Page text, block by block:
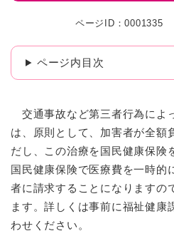
ページID：0001335
ページ内目次
交通事故など第三者行為によ
は、原則として、加害者が全額
だし、この治療を国民健康保険
国民健康保険で医療費を一時的
者に請求することになりますの
ます。詳しくは事前に福祉健康
わせください。